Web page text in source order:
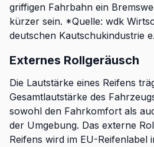
griffigen Fahrbahn ein
kürzer sein. *Quelle: wdk
deutschen Kautschukindustrie
Externes Rollgeräusch
Die Lautstärke eines Reifens
Gesamtlautstärke des
sowohl den Fahrkomfort als
der Umgebung. Das externe
Reifens wird im EU-Reifenlabel